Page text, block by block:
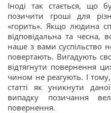
Іноді так стається, що
позичити гроші для
«горить». Якщо людина
відповідальна та чесна,
наше з вами суспільство
повертають. Вигадують
відтягнути повернення
чином не реагують. І
статті як уникнути
випадку позичання
повернення.